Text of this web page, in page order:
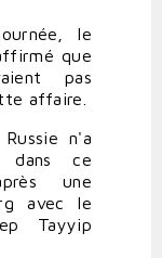
le
que
pas
affaire.
n'a
dans ce
une
avec le
Tayyip